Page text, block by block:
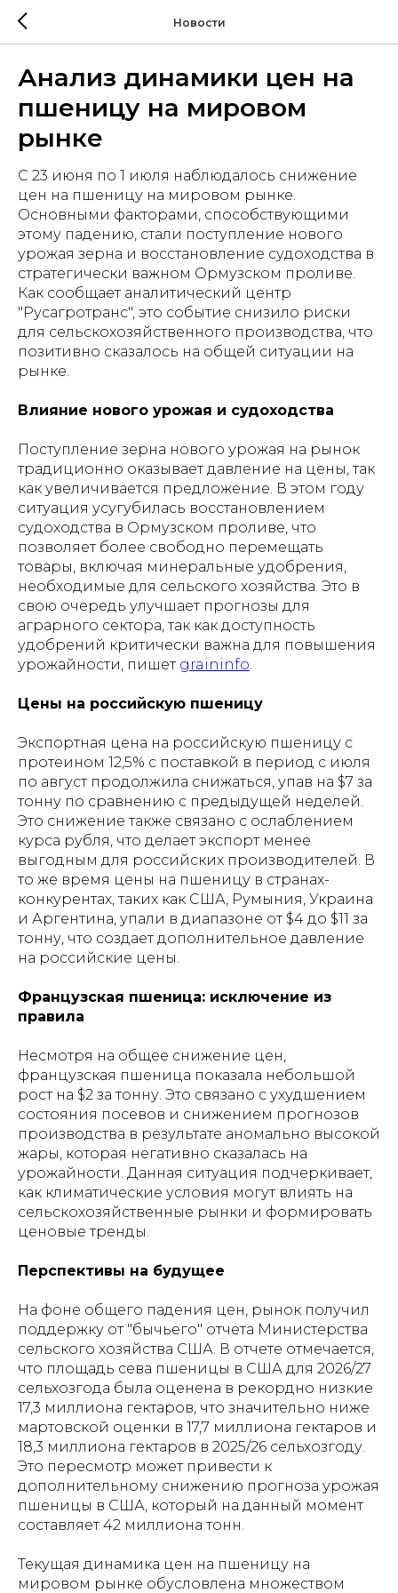
Новости
Анализ динамики цен на
пшеницу на мировом
рынке
С 23 июня по 1 июля наблюдалось снижение
цен на пшеницу на мировом рынке.
Основными факторами, способствующими
этому падению, стали поступление нового
урожая зерна и восстановление судоходства в
стратегически важном Ормузском проливе.
Как сообщает аналитический центр
"Русагротранс", это событие снизило риски
для сельскохозяйственного производства, что
позитивно сказалось на общей ситуации на
рынке.
Влияние нового урожая и судоходства
Поступление зерна нового урожая на рынок
традиционно оказывает давление на цены, так
как увеличивается предложение. В этом году
ситуация усугубилась восстановлением
судоходства в Ормузском проливе, что
позволяет более свободно перемещать
товары, включая минеральные удобрения,
необходимые для сельского хозяйства. Это в
свою очередь улучшает прогнозы для
аграрного сектора, так как доступность
удобрений критически важна для повышения
урожайности, пишет graininfo.
Цены на российскую пшеницу
Экспортная цена на российскую пшеницу с
протеином 12,5% с поставкой в период с июля
по август продолжила снижаться, упав на $7 за
тонну по сравнению с предыдущей неделей.
Это снижение также связано с ослаблением
курса рубля, что делает экспорт менее
выгодным для российских производителей. В
то же время цены на пшеницу в странах-
конкурентах, таких как США, Румыния, Украина
и Аргентина, упали в диапазоне от $4 до $11 за
тонну, что создает дополнительное давление
на российские цены.
Французская пшеница: исключение из
правила
Несмотря на общее снижение цен,
французская пшеница показала небольшой
рост на $2 за тонну. Это связано с ухудшением
состояния посевов и снижением прогнозов
производства в результате аномально высокой
жары, которая негативно сказалась на
урожайности. Данная ситуация подчеркивает,
как климатические условия могут влиять на
сельскохозяйственные рынки и формировать
ценовые тренды.
Перспективы на будущее
На фоне общего падения цен, рынок получил
поддержку от "бычьего" отчета Министерства
сельского хозяйства США. В отчете отмечается,
что площадь сева пшеницы в США для 2026/27
сельхозгода была оценена в рекордно низкие
17,3 миллиона гектаров, что значительно ниже
мартовской оценки в 17,7 миллиона гектаров и
18,3 миллиона гектаров в 2025/26 сельхозгоду.
Это пересмотр может привести к
дополнительному снижению прогноза урожая
пшеницы в США, который на данный момент
составляет 42 миллиона тонн.
Текущая динамика цен на пшеницу на
мировом рынке обусловлена множеством